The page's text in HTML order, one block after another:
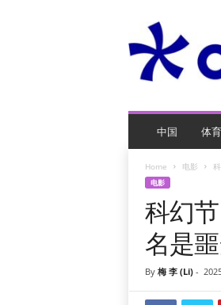
O
游
中国 体育
Home 电影
电影
科幻
名是
By 梅 李 (Li)-